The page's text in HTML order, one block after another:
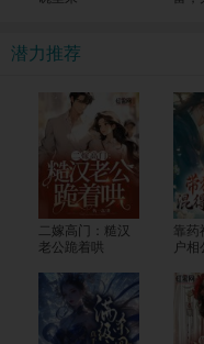
潜力推荐
二嫁高门：糙汉
老公跪着哄
靠药
户相